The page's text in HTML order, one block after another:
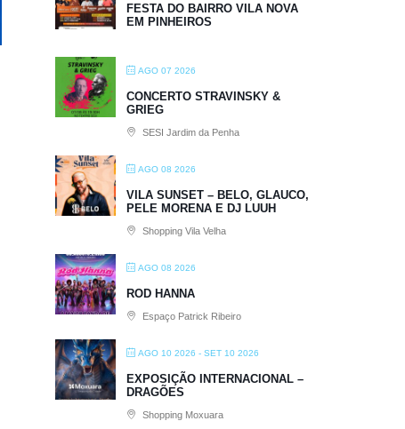
FESTA DO BAIRRO VILA NOVA
EM PINHEIROS
AGO 07 2026
CONCERTO STRAVINSKY &
GRIEG
SESI Jardim da Penha
AGO 08 2026
VILA SUNSET – BELO, GLAUCO,
PELE MORENA E DJ LUUH
Shopping Vila Velha
AGO 08 2026
ROD HANNA
Espaço Patrick Ribeiro
AGO 10 2026 - SET 10 2026
EXPOSIÇÃO INTERNACIONAL –
DRAGÕES
Shopping Moxuara